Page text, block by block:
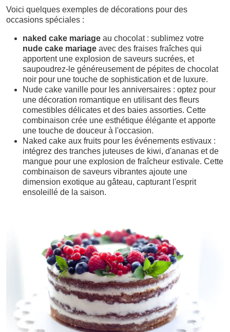
Voici quelques exemples de décorations pour des
occasions spéciales :
naked cake mariage au chocolat : sublimez votre
nude cake mariage avec des fraises fraîches qui
apportent une explosion de saveurs sucrées, et
saupoudrez-le généreusement de pépites de chocolat
noir pour une touche de sophistication et de luxure.
Nude cake vanille pour les anniversaires : optez pour
une décoration romantique en utilisant des fleurs
comestibles délicates et des baies assorties. Cette
combinaison crée une esthétique élégante et apporte
une touche de douceur à l'occasion.
Naked cake aux fruits pour les événements estivaux :
intégrez des tranches juteuses de kiwi, d'ananas et de
mangue pour une explosion de fraîcheur estivale. Cette
combinaison de saveurs vibrantes ajoute une
dimension exotique au gâteau, capturant l'esprit
ensoleillé de la saison.